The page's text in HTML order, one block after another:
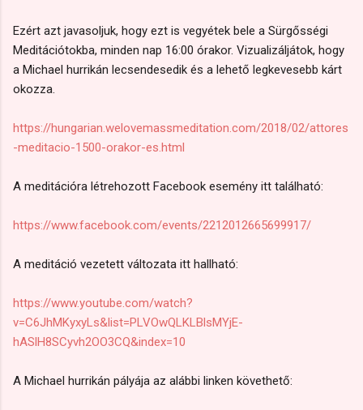
Ezért azt javasoljuk, hogy ezt is vegyétek bele a Sürgősségi
Meditációtokba, minden nap 16:00 órakor. Vizualizáljátok, hogy
a Michael hurrikán lecsendesedik és a lehető legkevesebb kárt
okozza.
https://hungarian.welovemassmeditation.com/2018/02/attores
-meditacio-1500-orakor-es.html
A meditációra létrehozott Facebook esemény itt található:
https://www.facebook.com/events/2212012665699917/
A meditáció vezetett változata itt hallható:
https://www.youtube.com/watch?
v=C6JhMKyxyLs&list=PLVOwQLKLBlsMYjE-
hASlH8SCyvh2OO3CQ&index=10
A Michael hurrikán pályája az alábbi linken követhető: